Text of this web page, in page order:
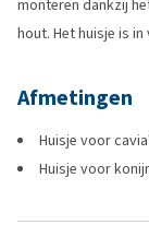
monteren dankzij
hout. Het huisje is
Afmetingen
Huisje voor
Huisje voor